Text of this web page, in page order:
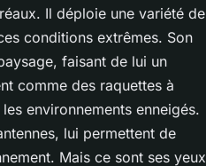
Il déploie une variété de
conditions extrêmes. Son
faisant de lui un
comme des raquettes à
environnements enneigés.
lui permettent de
Mais ce sont ses yeux